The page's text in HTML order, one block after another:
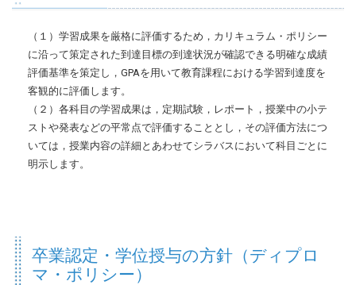
（１）学習成果を厳格に評価するため，カリキュラム・ポリシー
に沿って策定された到達目標の到達状況が確認できる明確な成績
評価基準を策定し，GPAを用いて教育課程における学習到達度を
客観的に評価します。
（２）各科目の学習成果は，定期試験，レポート，授業中の小テ
ストや発表などの平常点で評価することとし，その評価方法につ
いては，授業内容の詳細とあわせてシラバスにおいて科目ごとに
明示します。
卒業認定・学位授与の方針（ディプロ
マ・ポリシー）